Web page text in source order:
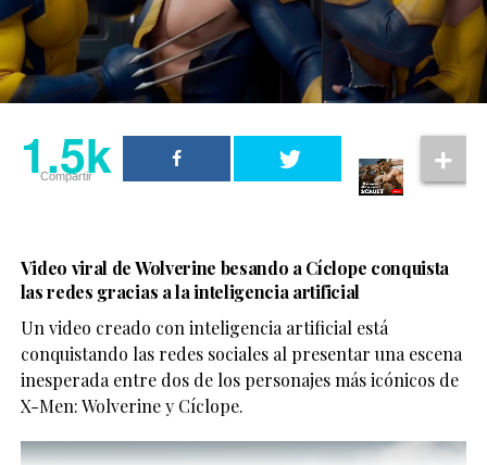
1.5k
Compartir
Video viral de Wolverine besando a Cíclope conquista
las redes gracias a la inteligencia artificial
Un video creado con inteligencia artificial está
conquistando las redes sociales al presentar una escena
inesperada entre dos de los personajes más icónicos de
X-Men: Wolverine y Cíclope.